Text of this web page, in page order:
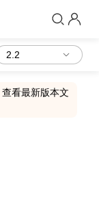
查看最新版本文